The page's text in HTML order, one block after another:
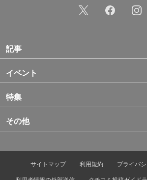
記事
イベント
特集
その他
サイトマップ 利用規約
プライバ